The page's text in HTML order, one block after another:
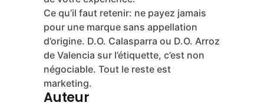
d’usage. Bomba pour la sécurité et les
services pros, Senia et Bahía pour la
tradition et le caractère, Albufera pour
l’équilibre moderne, Calasparra pour
les longues cuissons. Le bon choix
dépend de votre plat, de votre feu, et
de votre expérience.